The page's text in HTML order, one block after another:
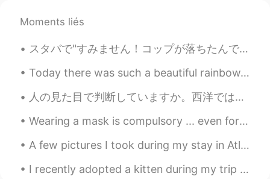
You come back 😁
Ven. 2021.03.05 19:24
JP EN
You look like a JOJO's character!!! I mean
Moments liés
スタバで"すみません！コップが落ちたんですけど〜"と定員さんに声かけたお客さんがいて、おれはすごいなとむしろそのお客さんに声かけたくなった。だって本当にコップが自分の意思で落ちたのならば、一刻も...
Today there was such a beautiful rainbow. I haven’t seen one like this in quite a while✨ How are...
人の見た目で判断していますか。西洋では日本よりみんな自分のスタイルやキャラを見せてあげてると言えるだろう👕 俺もそうだよ。ファションが好きで、全員と似てたくないから自分のスタイルを発達する。 ...
Wearing a mask is compulsory ... even for the tram. トラムでもマスクの着用は必須です。 Le port du masque est obli...
A few pictures I took during my stay in Atlin, British Columbia. I really enjoyed my stay there. ...
I recently adopted a kitten during my trip to Alberta. Her name is Sophie. She is three months ol...